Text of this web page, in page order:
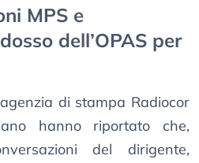
MPS e
dell’OPAS per
di stampa Radiocor
hanno riportato che,
del dirigente,